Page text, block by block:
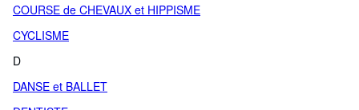
COURSE de CHEVAUX et HIPPISME
CYCLISME
D
DANSE et BALLET